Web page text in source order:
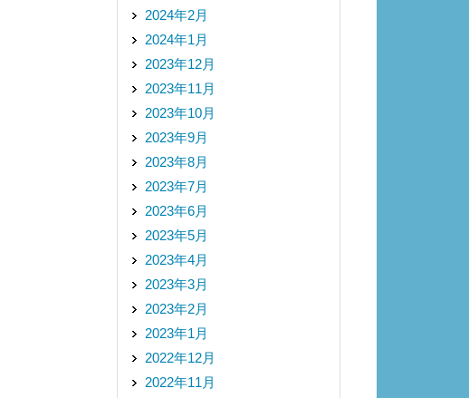
2024年2月
2024年1月
2023年12月
2023年11月
2023年10月
2023年9月
2023年8月
2023年7月
2023年6月
2023年5月
2023年4月
2023年3月
2023年2月
2023年1月
2022年12月
2022年11月